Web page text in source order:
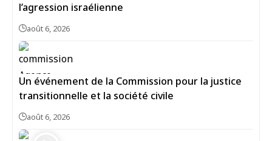
l’agression israélienne
août 6, 2026
Un événement de la Commission pour la justice
transitionnelle et la société civile
août 6, 2026